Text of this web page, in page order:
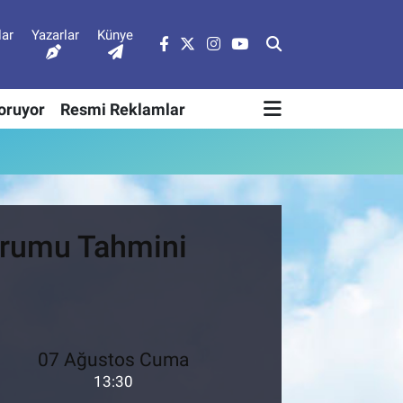
Yazarlar Künye
Resmi Reklamlar
Tahmini
07 Ağustos Cuma
13:30